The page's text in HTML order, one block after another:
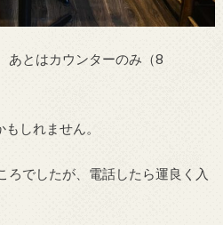
あとはカウンターのみ（8
しれません。
ろでしたが、電話したら運良く入